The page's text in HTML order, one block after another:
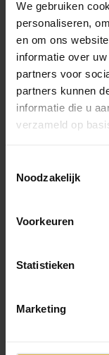
We gebruiken
personaliseren,
en om ons
informatie over
partners voor
partners kunnen
informatie die u
verzameld op
Noodzakelijk
Voorkeuren
Statistieken
Marketing
Hinter den
Der
Werkstatt wird das
getestet. Danach
Box hinzugefügt,
wir sicher, dass